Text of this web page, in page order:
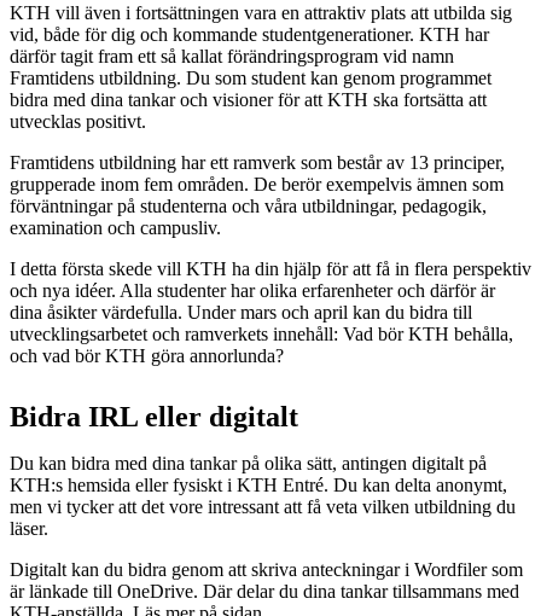
KTH vill även i fortsättningen vara en attraktiv plats att utbilda sig
vid, både för dig och kommande studentgenerationer. KTH har
därför tagit fram ett så kallat förändringsprogram vid namn
Framtidens utbildning. Du som student kan genom programmet
bidra med dina tankar och visioner för att KTH ska fortsätta att
utvecklas positivt.
Framtidens utbildning har ett ramverk som består av 13 principer,
grupperade inom fem områden. De berör exempelvis ämnen som
förväntningar på studenterna och våra utbildningar, pedagogik,
examination och campusliv.
I detta första skede vill KTH ha din hjälp för att få in flera perspektiv
och nya idéer. Alla studenter har olika erfarenheter och därför är
dina åsikter värdefulla. Under mars och april kan du bidra till
utvecklingsarbetet och ramverkets innehåll: Vad bör KTH behålla,
och vad bör KTH göra annorlunda?
Bidra IRL eller digitalt
Du kan bidra med dina tankar på olika sätt, antingen digitalt på
KTH:s hemsida eller fysiskt i KTH Entré. Du kan delta anonymt,
men vi tycker att det vore intressant att få veta vilken utbildning du
läser.
Digitalt kan du bidra genom att skriva anteckningar i Wordfiler som
är länkade till OneDrive. Där delar du dina tankar tillsammans med